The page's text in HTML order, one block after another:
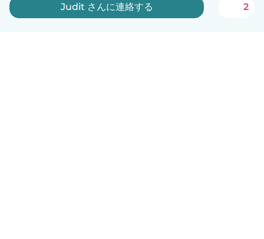
Judit さんに連絡する 2